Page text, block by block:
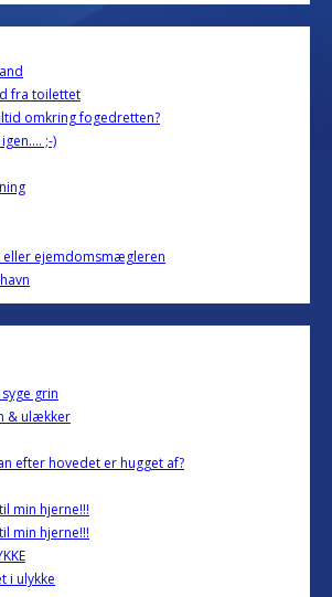
fra toilettet
omkring fogedretten?
;-)
eller ejemdomsmægleren
grin
& ulækker
efter hovedet er hugget af?
min hjerne!!!
min hjerne!!!
i ulykke